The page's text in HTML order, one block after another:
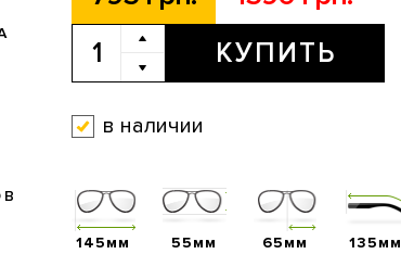
КУПИТЬ
в наличии
145мм 55мм 65мм 135мм